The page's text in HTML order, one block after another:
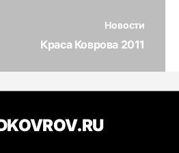
Новости
Краса Коврова 2011